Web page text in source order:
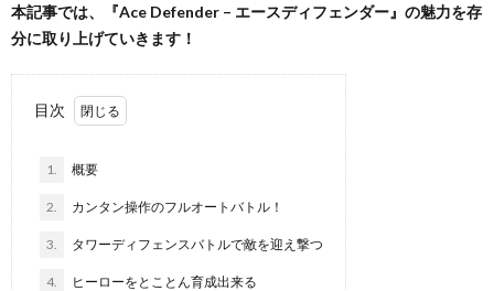
本記事では、『Ace Defender – エースディフェンダー』の魅力を存
分に取り上げていきます！
目次
1. 概要
2. カンタン操作のフルオートバトル！
3. タワーディフェンスバトルで敵を迎え撃つ
4. ヒーローをとことん育成出来る